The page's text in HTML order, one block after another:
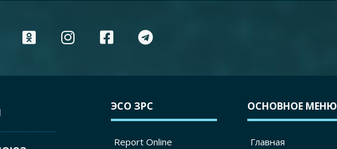
ЭСО ЗРС
Report Online
ОСНОВНОЕ МЕНЮ
Главная